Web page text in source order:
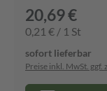
20,69 €
0,21 € / 1 St
sofort lieferbar
Preise inkl. MwSt. ggf.